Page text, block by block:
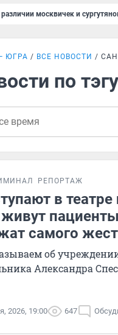
москвичек и
ЮГРА ВСЕ НОВОСТИ
по
РЕПОРТАЖ
в
самого
об
Александра
2026, 19:00 647